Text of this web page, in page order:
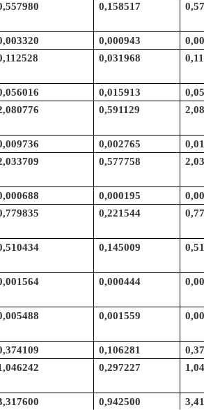
0,158517
0,000943
0,031968
0,015913
0,591129
0,002765
0,577758
0,000195
0,221544
0,145009
0,000444
0,001559
0,106281
0,297227
0,942500